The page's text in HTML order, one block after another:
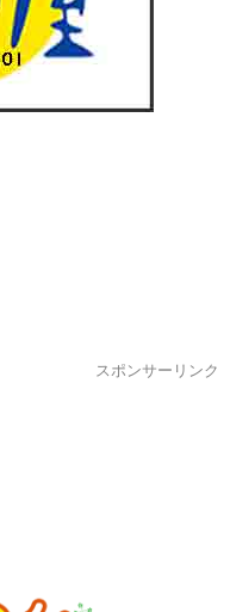
スポンサーリンク